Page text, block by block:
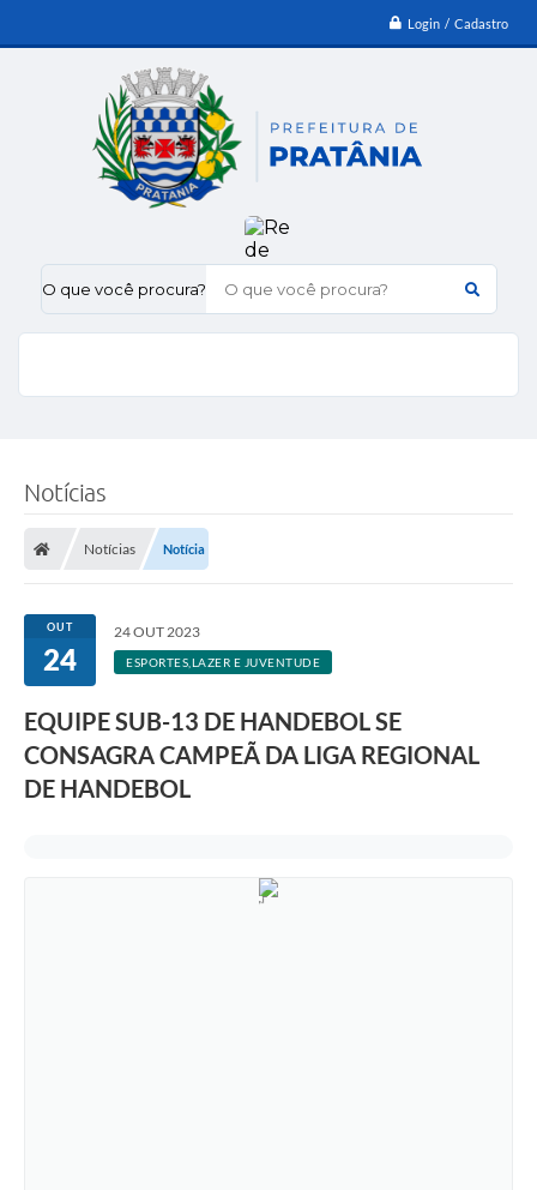
Login / Cadastro
O que você procura?
Notícias
Notícias Notícia
OUT
24
24 OUT 2023
ESPORTES,LAZER E JUVENTUDE
EQUIPE SUB-13 DE HANDEBOL SE
CONSAGRA CAMPEÃ DA LIGA REGIONAL
DE HANDEBOL